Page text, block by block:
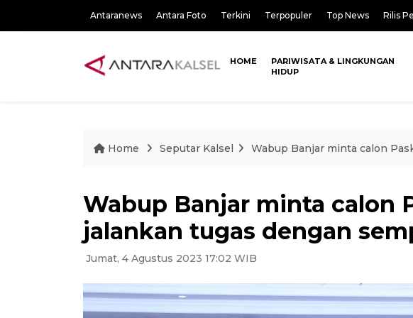
Antaranews Antara Foto Terkini Terpopuler Top News Rilis
HOME
PARIWISATA & LINGKUNGAN
HIDUP
Home Seputar Kalsel Wabup Banjar minta calon
Wabup Banjar minta calon
jalankan tugas dengan
Jumat, 4 Agustus 2023 17:02 WIB